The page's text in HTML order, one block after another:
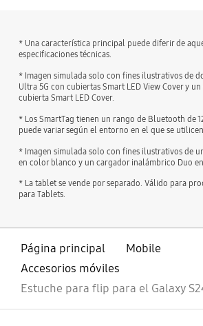
* Una característica principal puede diferir de
especificaciones técnicas.
* Imagen simulada solo con fines ilustrativos de
Ultra 5G con cubiertas Smart LED View Cover y un
cubierta Smart LED Cover.
* Los SmartTag tienen un rango de Bluetooth de
puede variar según el entorno en el que se utilicen.
* Imagen simulada solo con fines ilustrativos de
en color blanco y un cargador inalámbrico Duo
* La tablet se vende por separado. Válido para
para Tablets.
Página principal
Mobile
Accesorios móviles
Estuche para flip para el Galaxy